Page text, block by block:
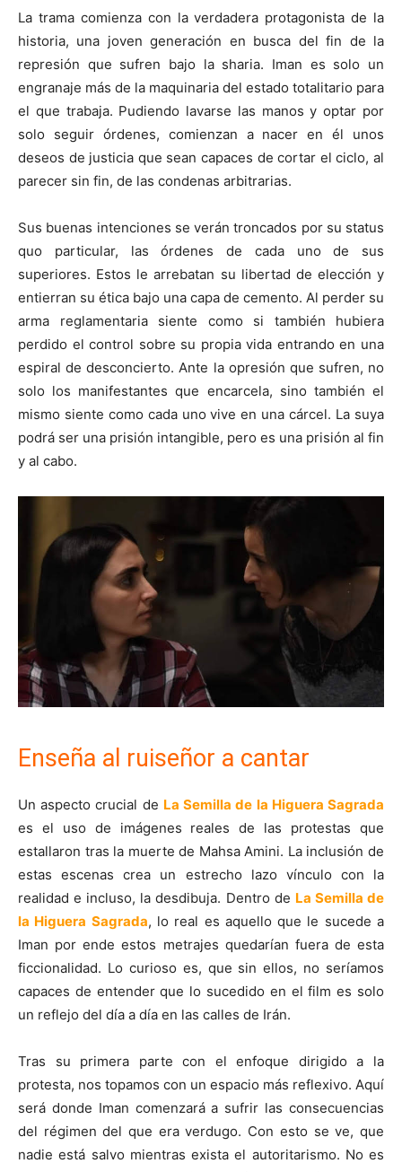
La trama comienza con la verdadera protagonista de la
historia, una joven generación en busca del fin de la
represión que sufren bajo la sharia. Iman es solo un
engranaje más de la maquinaria del estado totalitario para
el que trabaja. Pudiendo lavarse las manos y optar por
solo seguir órdenes, comienzan a nacer en él unos
deseos de justicia que sean capaces de cortar el ciclo, al
parecer sin fin, de las condenas arbitrarias.
Sus buenas intenciones se verán troncados por su status
quo particular, las órdenes de cada uno de sus
superiores. Estos le arrebatan su libertad de elección y
entierran su ética bajo una capa de cemento. Al perder su
arma reglamentaria siente como si también hubiera
perdido el control sobre su propia vida entrando en una
espiral de desconcierto. Ante la opresión que sufren, no
solo los manifestantes que encarcela, sino también el
mismo siente como cada uno vive en una cárcel. La suya
podrá ser una prisión intangible, pero es una prisión al fin
y al cabo.
Enseña al ruiseñor a cantar
Un aspecto crucial de La Semilla de la Higuera Sagrada
es el uso de imágenes reales de las protestas que
estallaron tras la muerte de Mahsa Amini. La inclusión de
estas escenas crea un estrecho lazo vínculo con la
realidad e incluso, la desdibuja. Dentro de La Semilla de
la Higuera Sagrada, lo real es aquello que le sucede a
Iman por ende estos metrajes quedarían fuera de esta
ficcionalidad. Lo curioso es, que sin ellos, no seríamos
capaces de entender que lo sucedido en el film es solo
un reflejo del día a día en las calles de Irán.
Tras su primera parte con el enfoque dirigido a la
protesta, nos topamos con un espacio más reflexivo. Aquí
será donde Iman comenzará a sufrir las consecuencias
del régimen del que era verdugo. Con esto se ve, que
nadie está salvo mientras exista el autoritarismo. No es